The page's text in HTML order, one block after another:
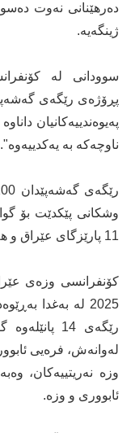
دەرهێنانى نەوت
ژینگەیە.
سوودانى لە
پڕۆژەى رێگەى
پەیوەندییەکانیان
ناوچەکە بە یەکدییەوە".
وشکانى پێکدێت بۆ
11 پارێزگای عێراق و هەرێمى کوردستان تێپەڕ دەبێت.
2025 لە بەغدا
رێگەی 14
لەوانەش، فرەیی
وزە نەریتییەکان،
ئابووری و وزە.